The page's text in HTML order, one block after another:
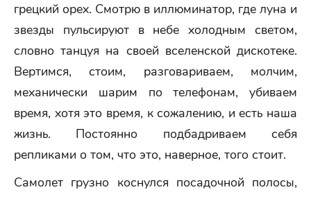
грецкий орех. Смотрю в иллюминатор, где луна и
звезды пульсируют в небе холодным светом,
словно танцуя на своей вселенской дискотеке.
Вертимся, стоим, разговариваем, молчим,
механически шарим по телефонам, убиваем
время, хотя это время, к сожалению, и есть наша
жизнь. Постоянно подбадриваем себя
репликами о том, что это, наверное, того стоит.
Самолет грузно коснулся посадочной полосы,